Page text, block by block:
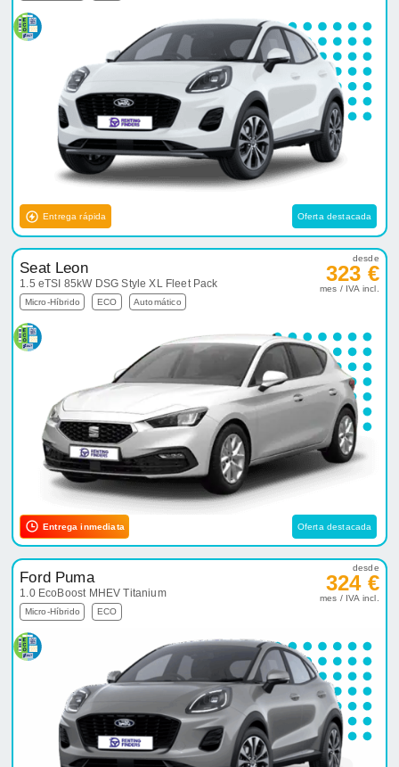
Entrega rápida Oferta destacada
Seat Leon
1.5 eTSI 85kW DSG Style XL Fleet Pack
Micro-Híbrido ECO Automático
desde
323 €
mes / IVA incl.
Entrega inmediata Oferta destacada
Ford Puma
1.0 EcoBoost MHEV Titanium
Micro-Híbrido ECO
desde
324 €
mes / IVA incl.